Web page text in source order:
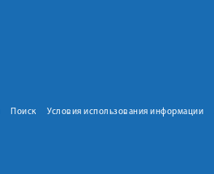
Поиск Условия использования информации